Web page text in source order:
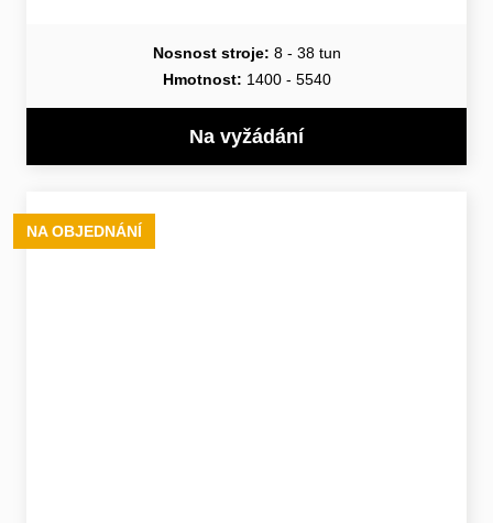
Nosnost stroje: 8 - 38 tun
Hmotnost: 1400 - 5540
Na vyžádání
NA OBJEDNÁNÍ